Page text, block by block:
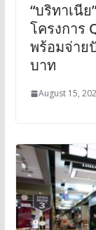
“บริทาเนี
โครงการ
พร้อมจ่าย
บาท
August 15,